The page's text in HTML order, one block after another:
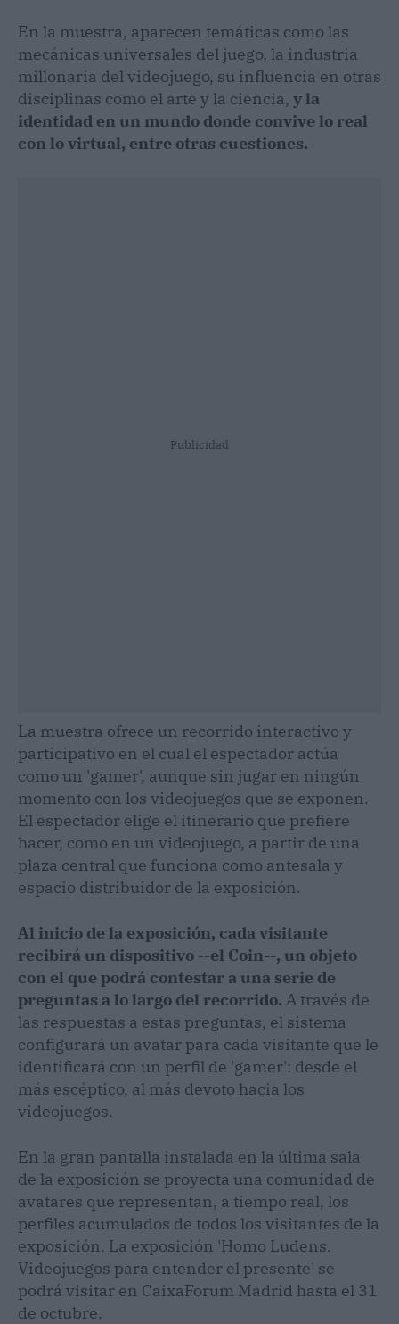
En la muestra, aparecen temáticas como las
mecánicas universales del juego, la industria
millonaria del videojuego, su influencia en otras
disciplinas como el arte y la ciencia, y la
identidad en un mundo donde convive lo real
con lo virtual, entre otras cuestiones.
Publicidad
La muestra ofrece un recorrido interactivo y
participativo en el cual el espectador actúa
como un 'gamer', aunque sin jugar en ningún
momento con los videojuegos que se exponen.
El espectador elige el itinerario que prefiere
hacer, como en un videojuego, a partir de una
plaza central que funciona como antesala y
espacio distribuidor de la exposición.
Al inicio de la exposición, cada visitante
recibirá un dispositivo --el Coin--, un objeto
con el que podrá contestar a una serie de
preguntas a lo largo del recorrido. A través de
las respuestas a estas preguntas, el sistema
configurará un avatar para cada visitante que le
identificará con un perfil de 'gamer': desde el
más escéptico, al más devoto hacia los
videojuegos.
En la gran pantalla instalada en la última sala
de la exposición se proyecta una comunidad de
avatares que representan, a tiempo real, los
perfiles acumulados de todos los visitantes de la
exposición. La exposición 'Homo Ludens.
Videojuegos para entender el presente' se
podrá visitar en CaixaForum Madrid hasta el 31
de octubre.